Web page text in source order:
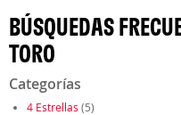
BÚSQUEDAS
TORO
Categorías
4 Estrellas (5)